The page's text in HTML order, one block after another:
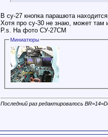
В су-27 кнопка парашюта
Хотя про су-30 не знаю, может там
P.s. На фото СУ-27СМ
Миниатюры
Последний раз редактировалось